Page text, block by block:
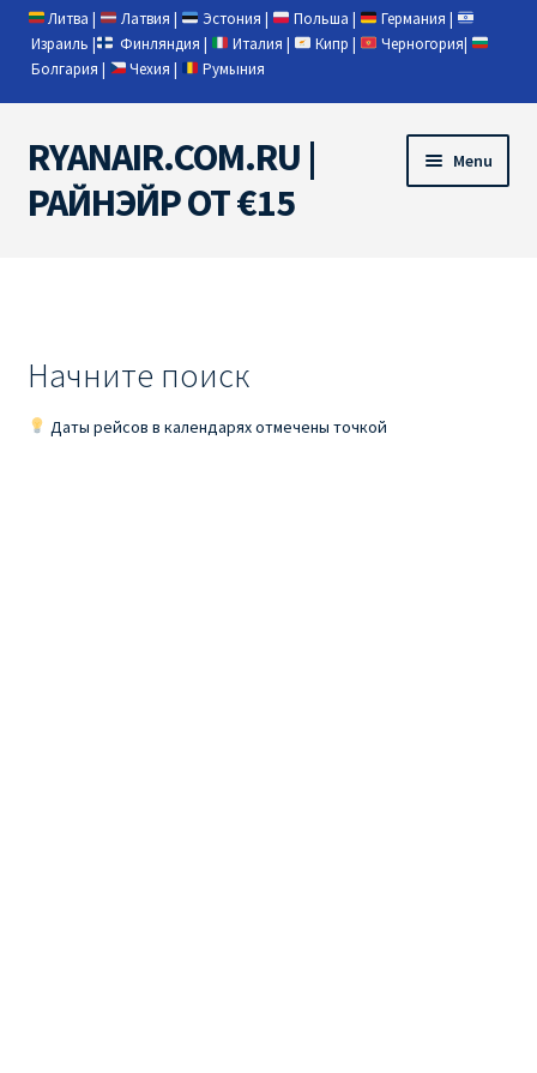
Литва | Латвия | Эстония | Польша | Германия |
Израиль | Финляндия | Италия | Кипр | Черногория|
Болгария | Чехия | Румыния
Skip
to
navigation
Skip
to
content
RYANAIR.COM.RU |
РАЙНЭЙР ОТ €15
Menu
RYANAIR PL ОТ € 9
Начните поиск
Даты рейсов в календарях отмечены точкой